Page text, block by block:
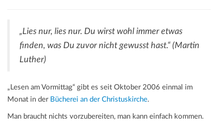
„Lies nur, lies nur. Du wirst wohl immer etwas
finden, was Du zuvor nicht gewusst hast.“ (Martin
Luther)
„Lesen am Vormittag“ gibt es seit Oktober 2006 einmal im
Monat in der Bücherei an der Christuskirche.
Man braucht nichts vorzubereiten, man kann einfach kommen.